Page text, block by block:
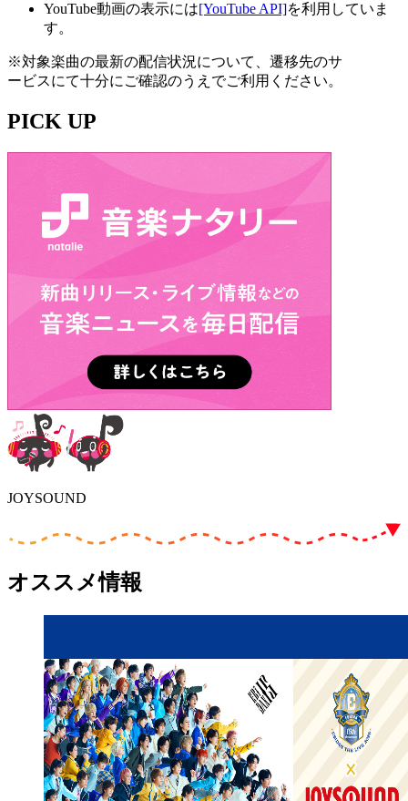
YouTube動画の表示には[YouTube API]を利用していま
す。
※対象楽曲の最新の配信状況について、遷移先のサ
ービスにて十分にご確認のうえでご利用ください。
PICK UP
JOYSOUND
オススメ情報